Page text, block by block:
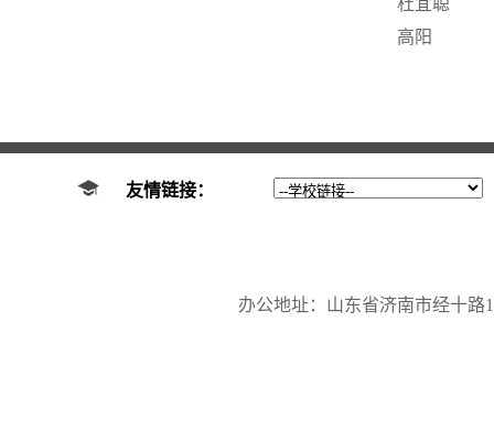
杜宜聪
高阳
友情链接：
办公地址：山东省济南市经十路